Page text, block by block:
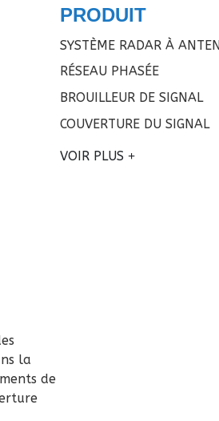
PRODUIT
SYSTÈME RADAR À
RÉSEAU PHASÉE
BROUILLEUR DE SIGNAL
COUVERTURE DU SIGNAL
VOIR PLUS
la
de